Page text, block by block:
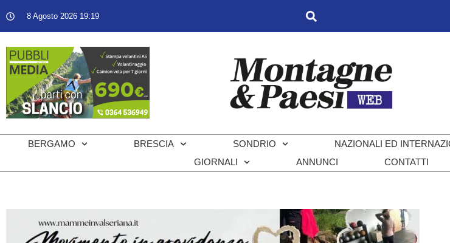
8 Agosto 2026 19:19
BERGAMO BRESCIA SONDRIO NAZIONALI ED
GIORNALI
ANNUNCI CONTATTI